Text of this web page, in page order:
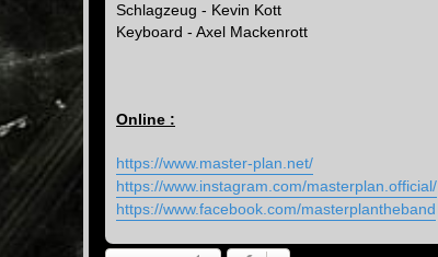
Schlagzeug - Kevin Kott
Keyboard - Axel Mackenrott
Online :
https://www.master-plan.net/
https://www.instagram.com/masterplan.official/
https://www.facebook.com/masterplantheband